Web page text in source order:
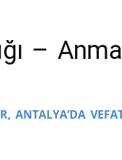
–
ANTALYA’DA